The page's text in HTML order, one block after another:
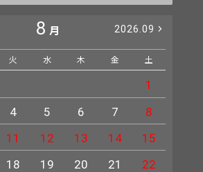
8 月 2026.09
火 水 木 金 土
1
4 5 6 7
8
11 12 13 14
15
18 19 20 21
22